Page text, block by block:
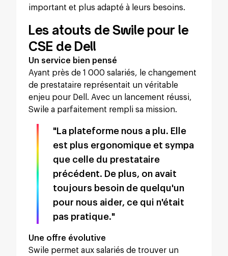
important et plus adapté à leurs besoins.
Les atouts de Swile pour le
CSE de Dell
Un service bien pensé
Ayant près de 1 000 salariés, le changement
de prestataire représentait un véritable
enjeu pour Dell. Avec un lancement réussi,
Swile a parfaitement rempli sa mission.
"La plateforme nous a plu. Elle
est plus ergonomique et sympa
que celle du prestataire
précédent. De plus, on avait
toujours besoin de quelqu'un
pour nous aider, ce qui n'était
pas pratique."
Une offre évolutive
Swile permet aux salariés de trouver un